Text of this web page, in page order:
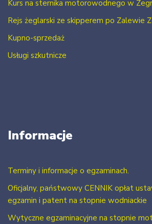
Kurs na sternika motorowodnego w
Rejs żeglarski ze skipperem po Zalewie
Kupno-sprzedaż
Usługi szkutnicze
Informacje
Terminy i informacje o egzaminach.
Oficjalny, państwowy CENNIK opłat
egzamin i patent na stopnie wodniackie
Wytyczne egzaminacyjne na stopnie